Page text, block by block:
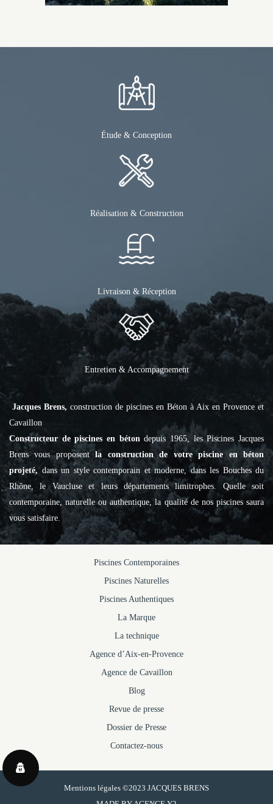
Étude & Conception
Réalisation & Construction
Livraison & Réception
Entretien & Accompagnement
Jacques Brens, construction de piscines en Béton à Aix en Provence et
Cavaillon
Constructeur de piscines en bétondepuis 1965, les Piscines Jacques
Brens vous proposentla construction de votre piscine en béton
projeté, dans un style contemporain et moderne, dans les Bouches du
Rhône, le Vaucluse et leurs départements limitrophes. Quelle soit
contemporaine, naturelle ou authentique, la qualité de nos piscines saura
vous satisfaire.
Piscines Contemporaines
Piscines Naturelles
Piscines Authentiques
La Marque
La technique
Agence d’Aix-en-Provence
Agence de Cavaillon
Blog
Revue de presse
Dossier de Presse
Contactez-nous
Mentions légales ©2023 JACQUES BRENS